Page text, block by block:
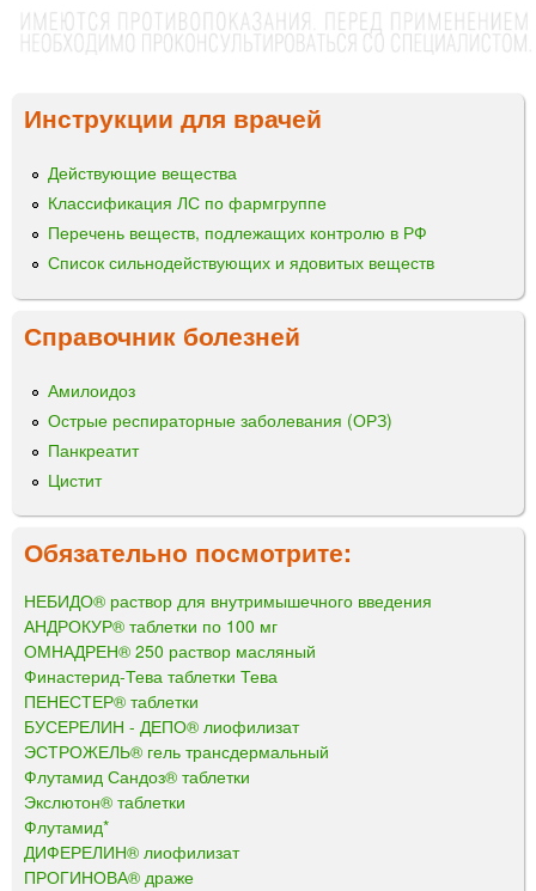
Инструкции для врачей
Действующие вещества
Классификация ЛС по фармгруппе
Перечень веществ, подлежащих контролю в РФ
Список сильнодействующих и ядовитых веществ
Справочник болезней
Амилоидоз
Острые респираторные заболевания (ОРЗ)
Панкреатит
Цистит
Обязательно посмотрите:
НЕБИДО® раствор для внутримышечного введения
АНДРОКУР® таблетки по 100 мг
ОМНАДРЕН® 250 раствор масляный
Финастерид-Тева таблетки Тева
ПЕНЕСТЕР® таблетки
БУСЕРЕЛИН - ДЕПО® лиофилизат
ЭСТРОЖЕЛЬ® гель трансдермальный
Флутамид Сандоз® таблетки
Экслютон® таблетки
Флутамид*
ДИФЕРЕЛИН® лиофилизат
ПРОГИНОВА® драже